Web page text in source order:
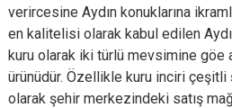
verircesine Aydın konuklarına
en kalitelisi olarak kabul edilen
kuru olarak iki türlü mevsimine göe
ürünüdür. Özellikle kuru inciri
olarak şehir merkezindeki satış